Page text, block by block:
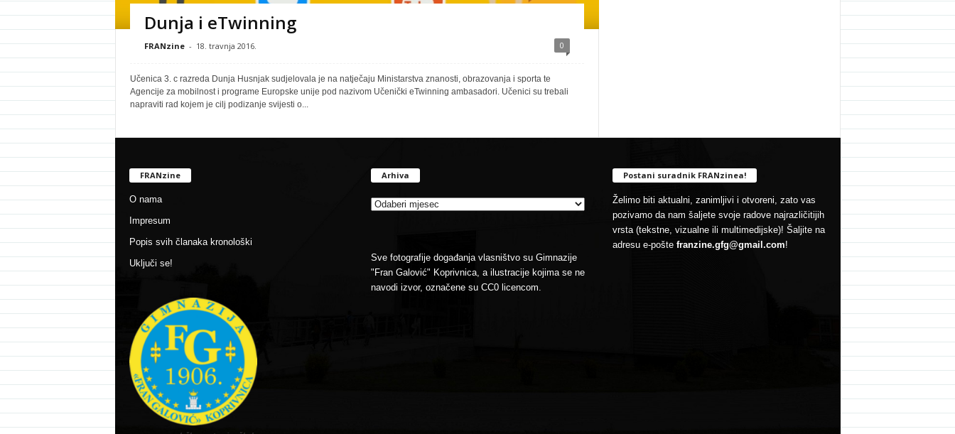
Dunja i eTwinning
FRANzine - 18. travnja 2016. 0
Učenica 3. c razreda Dunja Husnjak sudjelovala je na natječaju Ministarstva znanosti, obrazovanja i sporta te
Agencije za mobilnost i programe Europske unije pod nazivom Učenički eTwinning ambasadori. Učenici su trebali
napraviti rad kojem je cilj podizanje svijesti o...
FRANzine
O nama
Impresum
Popis svih članaka kronološki
Uključi se!
Arhiva
Sve fotografije događanja vlasništvo su Gimnazije
"Fran Galović" Koprivnica, a ilustracije kojima se ne
navodi izvor, označene su CC0 licencom.
Postani suradnik FRANzinea!
Želimo biti aktualni, zanimljivi i otvoreni, zato vas
pozivamo da nam šaljete svoje radove najrazličitijih
vrsta (tekstne, vizualne ili multimedijske)! Šaljite na
adresu e-pošte franzine.gfg@gmail.com!